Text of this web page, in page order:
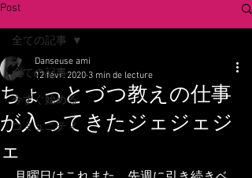
Post
全ての記事
今すぐ始める
コミュニティ
全ての記事
ちょっとづつ教えの仕事
が入ってきたジェジェジ
ェ
Danseuse ami
12 févr. 2020 3 min de lecture